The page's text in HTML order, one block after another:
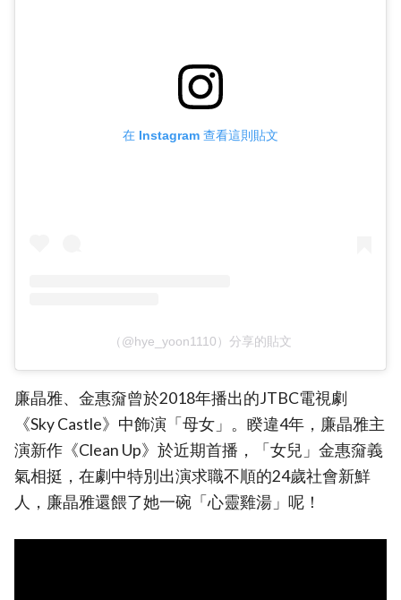
在 Instagram 查看這則貼文
（@hye_yoon1110）分享的貼文
廉晶雅、金惠奫曾於2018年播出的JTBC電視劇
《Sky Castle》中飾演「母女」。睽違4年，廉晶雅主
演新作《Clean Up》於近期首播，「女兒」金惠奫義
氣相挺，在劇中特別出演求職不順的24歲社會新鮮
人，廉晶雅還餵了她一碗「心靈雞湯」呢！